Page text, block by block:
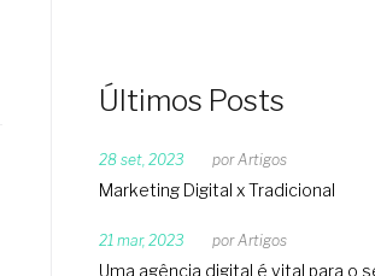
Últimos Posts
28 set, 2023 porArtigos
Marketing Digital x Tradicional
21 mar, 2023 porArtigos
Uma agência digital é vital para o